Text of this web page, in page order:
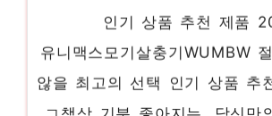
인기 상품 추천 제품
유니맥스모기살충기WUMBW
않을 최고의 선택 인기 상품 추
ㄱ책상 기분 좋아지는, 당신만